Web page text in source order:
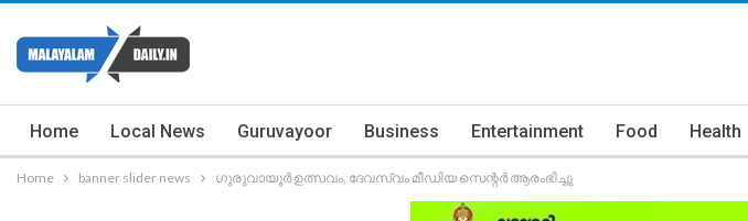
Home Local News Guruvayoor Business Entertainment Food Health
Home banner slider news ഗുരുവായൂർ ഉത്സവം, ദേവസ്വം മീഡിയ സെന്റർ ആരംഭിച്ചു